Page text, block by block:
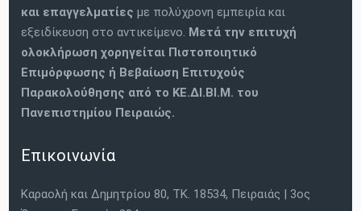
και επαγγελματίες με πολύχρονη εμπειρία και
εξειδίκευση στο αντικείμενο. Μετά την επιτυχή
ολοκλήρωση χορηγείται Πιστοποιητικό
Επιμόρφωσης ή Βεβαίωση Επιτυχούς
Παρακολούθησης από το ΚΕ.ΔΙ.ΒΙ.Μ. του
Πανεπιστημίου Πειραιώς.
Επικοινωνία
Καραολή και Δημητρίου 80, ΤΚ. 18534, Πειραιάς | 3ος